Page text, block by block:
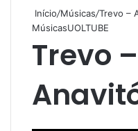
Início/Músicas/Trevo –
MúsicasUOLTUBE
Trevo –